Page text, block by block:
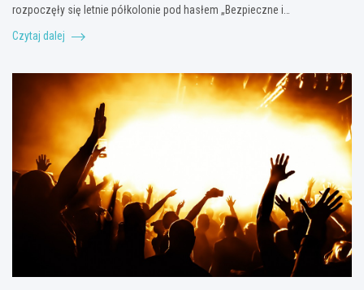
rozpoczęły się letnie półkolonie pod hasłem „Bezpieczne i…
Czytaj dalej